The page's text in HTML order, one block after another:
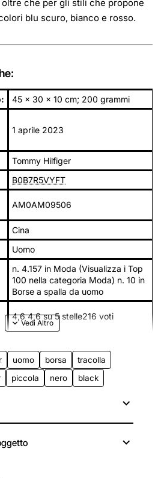
che per gli stili che propone
blu scuro, bianco e rosso.
45 x 30 x 10 cm; 200 grammi
1 aprile 2023
Tommy Hilfiger
B0B7R5VYFT
AM0AM09506
Cina
Uomo
n. 4.157 in Moda (Visualizza i Top
100 nella categoria Moda) n. 10 in
Borse a spalla da uomo
4,6 4,6 su 5 stelle216 voti
uomo borsa
tracolla
piccola nero black